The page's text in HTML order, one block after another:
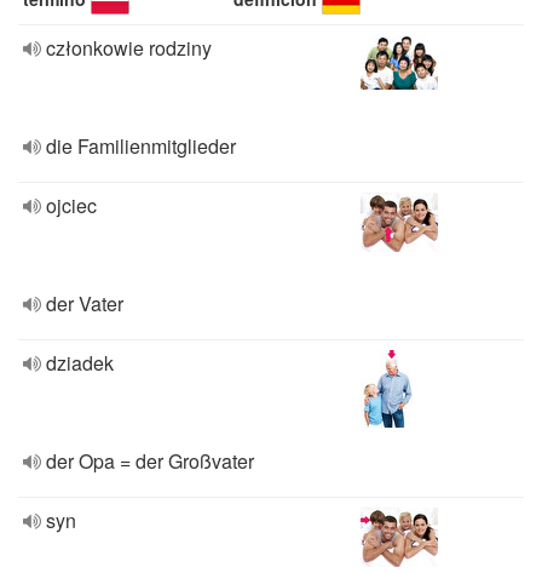
członkowie rodziny
die Familienmitglieder
ojciec
der Vater
dziadek
der Opa = der Großvater
syn